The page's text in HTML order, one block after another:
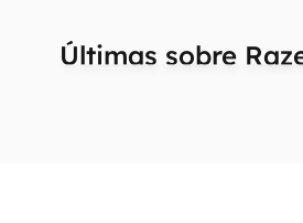
Últimas sobre